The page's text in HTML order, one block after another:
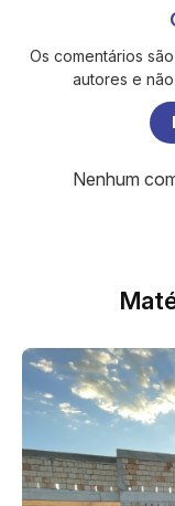
Os comentários
autores e
Nenhum